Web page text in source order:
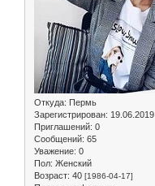
Откуда: Пермь
Зарегистрирован: 19.06.2019
Приглашений: 0
Сообщений: 65
Уважение: 0
Пол: Женский
Возраст: 40 [1986-04-17]